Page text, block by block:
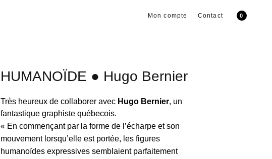
Mon compte Contact 0
HUMANOÏDE ● Hugo Bernier
Très heureux de collaborer avec Hugo Bernier, un
fantastique graphiste québecois.
« En commençant par la forme de l’écharpe et son
mouvement lorsqu’elle est portée, les figures
humanoïdes expressives semblaient parfaitement